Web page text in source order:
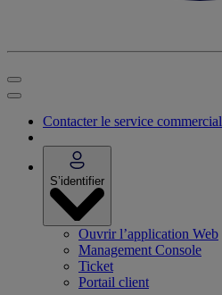
Contacter le service commercial
S’identifier
Ouvrir l’application Web
Management Console
Ticket
Portail client